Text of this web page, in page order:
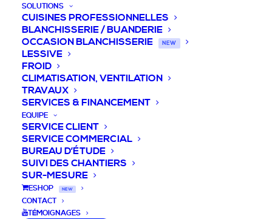
SOLUTIONS
CUISINES PROFESSIONNELLES
BLANCHISSERIE / BUANDERIE
OCCASION BLANCHISSERIE
NEW
LESSIVE
FROID
CLIMATISATION, VENTILATION
TRAVAUX
SERVICES & FINANCEMENT
EQUIPE
SERVICE CLIENT
SERVICE COMMERCIAL
BUREAU D’ÉTUDE
SUIVI DES CHANTIERS
SUR-MESURE
ESHOP NEW
CONTACT
TÉMOIGNAGES
DEVIS / CONSEILS /
QUESTIONS